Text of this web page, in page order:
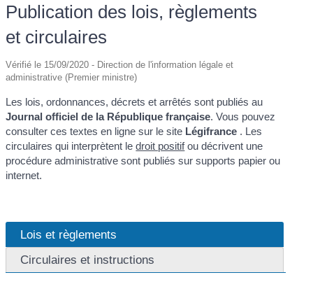
Publication des lois, règlements
et circulaires
Vérifié le 15/09/2020 - Direction de l'information légale et
administrative (Premier ministre)
Les lois, ordonnances, décrets et arrêtés sont publiés au
Journal officiel de la République française. Vous pouvez
consulter ces textes en ligne sur le site Légifrance . Les
circulaires qui interprètent ledroit positifou décrivent une
procédure administrative sont publiés sur supports papier ou
internet.
Lois et règlements
Circulaires et instructions